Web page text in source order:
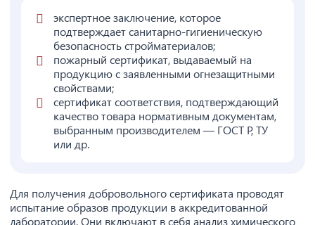
экспертное заключение, которое
подтверждает санитарно-гигиеническую
безопасность стройматериалов;
пожарный сертификат, выдаваемый на
продукцию с заявленными огнезащитными
свойствами;
сертификат соответствия, подтверждающий
качество товара нормативным документам,
выбранным производителем — ГОСТ Р, ТУ
или др.
Для получения добровольного сертификата проводят
испытание образов продукции в аккредитованной
лаборатории. Они включают в себя анализ химического